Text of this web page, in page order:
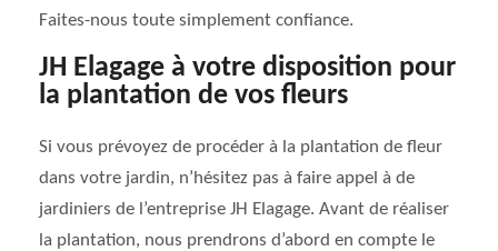
Faites-nous toute simplement confiance.
JH Elagage à votre disposition pour
la plantation de vos fleurs
Si vous prévoyez de procéder à la plantation de fleur
dans votre jardin, n’hésitez pas à faire appel à de
jardiniers de l’entreprise JH Elagage. Avant de réaliser
la plantation, nous prendrons d’abord en compte le